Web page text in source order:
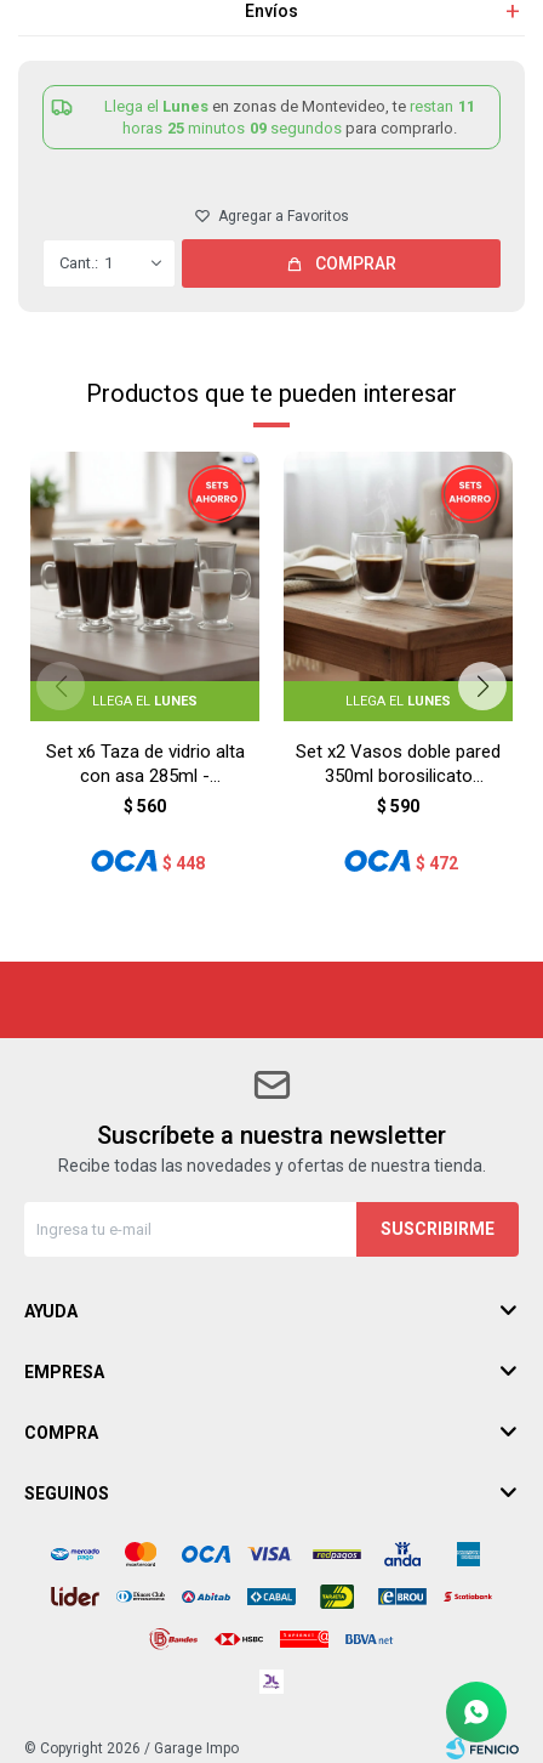
Envíos
Llega el Lunes en zonas de Montevideo, te restan 11
horas 25 minutos 09 segundos para comprarlo.
1 COMPRAR
Productos que te pueden interesar
LLEGA EL LUNES
Set x6 Taza de vidrio alta
con asa 285ml -
TRANSPARENTE
$ 560
$ 448
LLEGA EL LUNES
Set x2 Vasos doble pared
350ml borosilicato
Varenna -
$ 590
$ 472
Suscríbete a nuestra newsletter
Recibe todas las novedades y ofertas de nuestra tienda.
SUSCRIBIRME
AYUDA
EMPRESA
COMPRA
SEGUINOS
© Copyright 2026 / Garage Impo